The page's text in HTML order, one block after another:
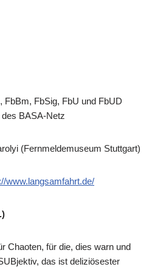
FbBm, FbSig, FbU und FbUD
BASA-Netz
(Fernmeldemuseum Stuttgart)
www.langsamfahrt.de/
Chaoten, für die, dies warn und
das ist deliziösester